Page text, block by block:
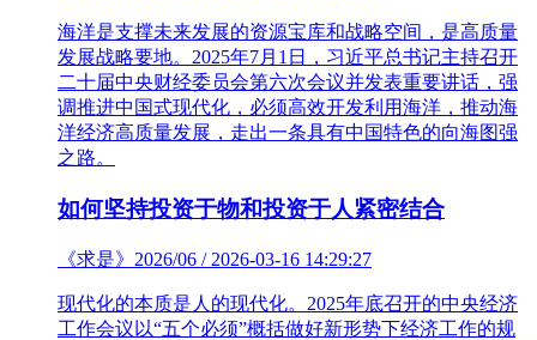
海洋是支撑未来发展的资源宝库和战略空间，是高质量
发展战略要地。2025年7月1日，习近平总书记主持召开
二十届中央财经委员会第六次会议并发表重要讲话，强
调推进中国式现代化，必须高效开发利用海洋，推动海
洋经济高质量发展，走出一条具有中国特色的向海图强
之路。
如何坚持投资于物和投资于人紧密结合
《求是》2026/06 / 2026-03-16 14:29:27
现代化的本质是人的现代化。2025年底召开的中央经济
工作会议以“五个必须”概括做好新形势下经济工作的规